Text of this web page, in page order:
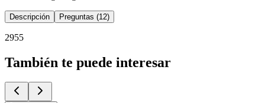
Descripción Preguntas (12)
2955
También te puede interesar